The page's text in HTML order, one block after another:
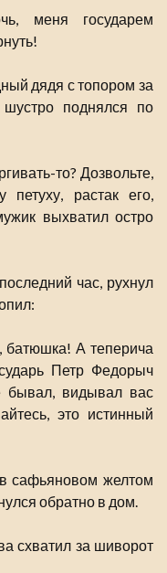
меня государем
дядя с топором за
поднялся по
то? Дозвольте,
петуху, растак его,
выхватил остро
час, рухнул
А теперича
Петр Федорыч
бывал, видывал вас
это истинный
сафьяновом желтом
обратно в дом.
схватил за шиворот